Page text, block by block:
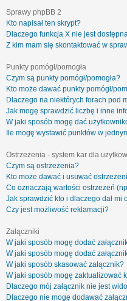
Sprawy phpBB 2
Kto napisał ten skrypt?
Dlaczego funkcja X nie jest
Z kim mam się skontaktować w
Punkty pomógł/pomogła
Czym są punkty pomógł/pomogła?
Kto może dawać punkty pomógł/
Dlaczego na niektórych forach pod
Jak mogę sprawdzić liczbę i inne
W jaki sposób mogę dać
Ile mogę wystawić punktów w
Ostrzeżenia - system kar dla
Czym są ostrzeżenia?
Kto może dawać i usuwać
Co oznaczają wartości ostrzeżeń
Jak sprawdzić kto i dlaczego dał mi
Czy jest możliwość reklamacji?
Załączniki
W jaki sposób mogę dodać
W jaki sposób mogę dodać
W jaki sposób skasować załącznik?
W jaki sposób mogę zaktualizować
Dlaczego mój załącznik nie jest
Dlaczego nie mogę dodawać